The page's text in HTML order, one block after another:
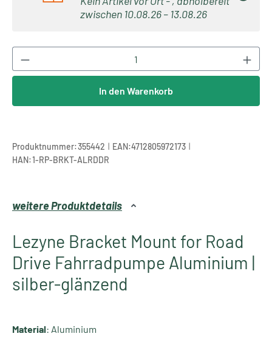
zwischen 10.08.26 – 13.08.26
Produkt Anzahl: Gib den gewünschten
In den Warenkorb
Produktnummer:355442 | EAN:4712805972173 |
HAN:1-RP-BRKT-ALRDDR
weitere Produktdetails
Lezyne Bracket Mount for Road
Drive Fahrradpumpe Aluminium |
silber-glänzend
Material: Aluminium